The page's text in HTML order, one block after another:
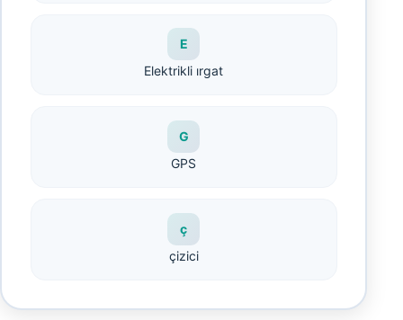
E
Elektrikli ırgat
G
GPS
ç
çizici